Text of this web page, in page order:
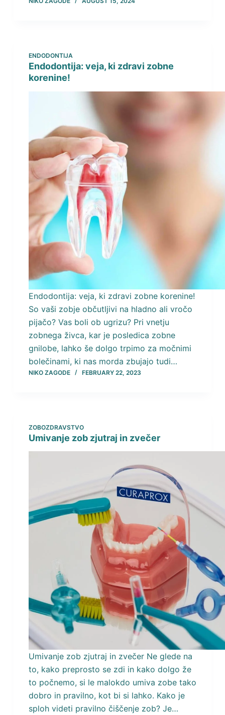
ENDODONTIJA
Endodontija: veja, ki zdravi zobne
korenine!
Endodontija: veja, ki zdravi zobne korenine!
So vaši zobje občutljivi na hladno ali vročo
pijačo? Vas boli ob ugrizu? Pri vnetju
zobnega živca, kar je posledica zobne
gnilobe, lahko še dolgo trpimo za močnimi
bolečinami, ki nas morda zbujajo tudi…
NIKO ZAGODE FEBRUARY 22, 2023
ZOBOZDRAVSTVO
Umivanje zob zjutraj in zvečer
Umivanje zob zjutraj in zvečer Ne glede na
to, kako preprosto se zdi in kako dolgo že
to počnemo, si le malokdo umiva zobe tako
dobro in pravilno, kot bi si lahko. Kako je
sploh videti pravilno čiščenje zob? Je…